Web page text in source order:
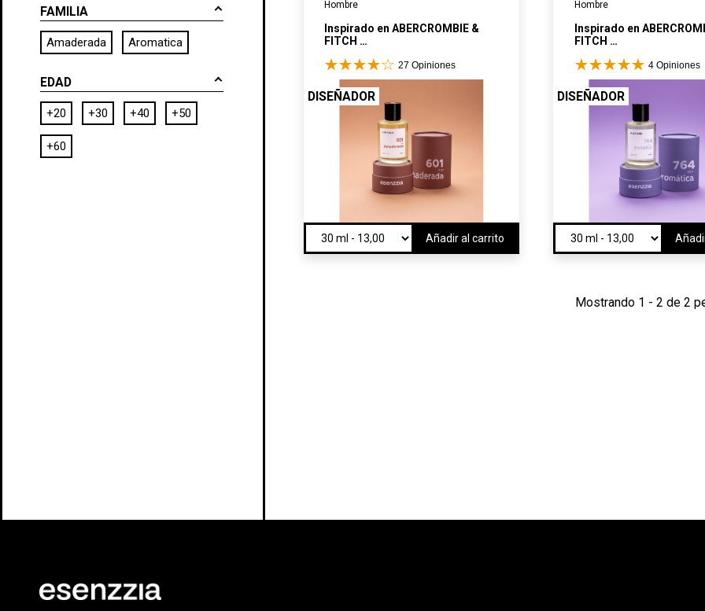
FAMILIA
Amaderada Aromatica
EDAD
+20 +30 +40 +50
+60
Hombre
Inspirado en ABERCROMBIE &
FITCH
27Opiniones
DISEÑADOR
Añadir al carrito
Hombre
Inspirado en
FITCH
4 Opiniones
DISEÑADOR
Mostrando 1 - 2 de 2